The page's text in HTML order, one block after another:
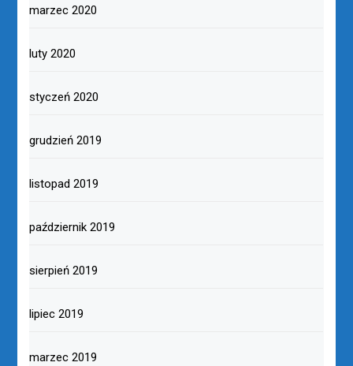
marzec 2020
luty 2020
styczeń 2020
grudzień 2019
listopad 2019
październik 2019
sierpień 2019
lipiec 2019
marzec 2019